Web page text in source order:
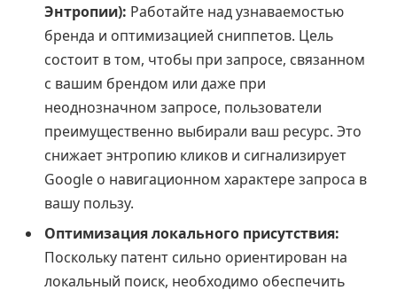
Энтропии): Работайте над узнаваемостью
бренда и оптимизацией сниппетов. Цель
состоит в том, чтобы при запросе, связанном
с вашим брендом или даже при
неоднозначном запросе, пользователи
преимущественно выбирали ваш ресурс. Это
снижает энтропию кликов и сигнализирует
Google о навигационном характере запроса в
вашу пользу.
Оптимизация локального присутствия:
Поскольку патент сильно ориентирован на
локальный поиск, необходимо обеспечить